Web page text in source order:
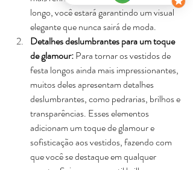
longo, você estará garantindo um visual
elegante que nunca sairá de moda.
Detalhes deslumbrantes para um toque
de glamour: Para tornar os vestidos de
festa longos ainda mais impressionantes,
muitos deles apresentam detalhes
deslumbrantes, como pedrarias, brilhos e
transparências. Esses elementos
adicionam um toque de glamour e
sofisticação aos vestidos, fazendo com
que você se destaque em qualquer